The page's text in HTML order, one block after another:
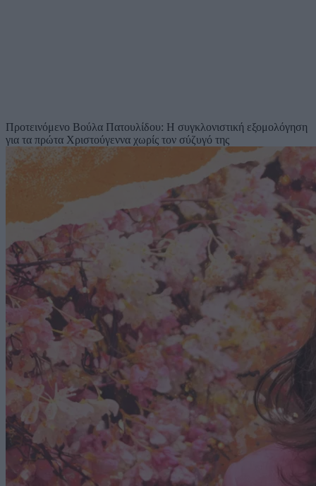
Προτεινόμενο Βούλα Πατουλίδου: Η συγκλονιστική εξομολόγηση
για τα πρώτα Χριστούγεννα χωρίς τον σύζυγό της